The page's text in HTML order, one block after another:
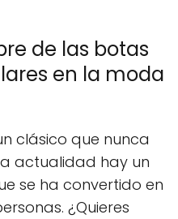
de las botas
en la moda
clásico que nunca
actualidad hay un
se ha convertido en
¿Quieres